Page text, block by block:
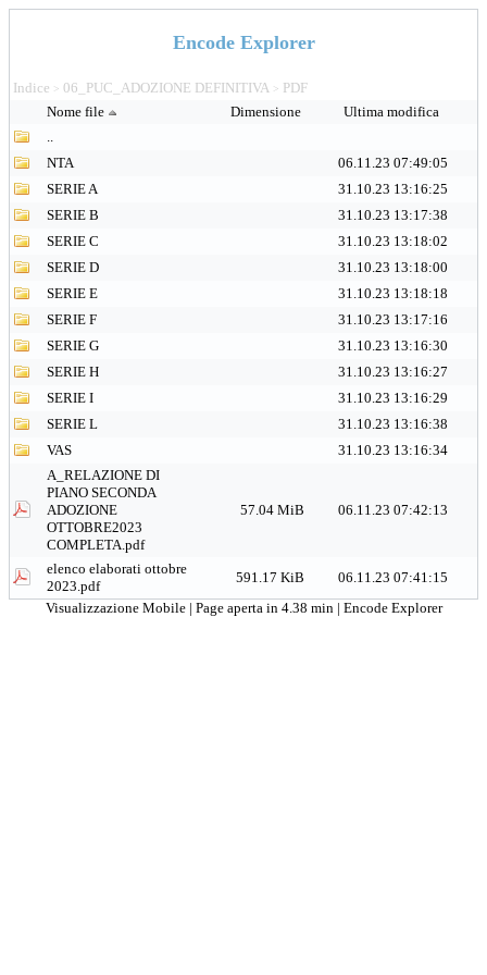
Encode Explorer
Indice > 06_PUC_ADOZIONE DEFINITIVA > PDF
Nome file
Dimensione
Ultima modifica
..
NTA
06.11.23 07:49:05
SERIE A
31.10.23 13:16:25
SERIE B
31.10.23 13:17:38
SERIE C
31.10.23 13:18:02
SERIE D
31.10.23 13:18:00
SERIE E
31.10.23 13:18:18
SERIE F
31.10.23 13:17:16
SERIE G
31.10.23 13:16:30
SERIE H
31.10.23 13:16:27
SERIE I
31.10.23 13:16:29
SERIE L
31.10.23 13:16:38
VAS
31.10.23 13:16:34
A_RELAZIONE DI
PIANO SECONDA
ADOZIONE
OTTOBRE2023
COMPLETA.pdf
57.04 MiB 06.11.23 07:42:13
elenco elaborati ottobre
2023.pdf
591.17 KiB
06.11.23 07:41:15
Visualizzazione Mobile | Page aperta in 4.38 min | Encode Explorer